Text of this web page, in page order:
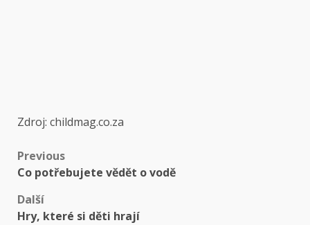
Zdroj: childmag.co.za
Post
navigation
Previous
Co potřebujete vědět o vodě
Další
Hry, které si děti hrají